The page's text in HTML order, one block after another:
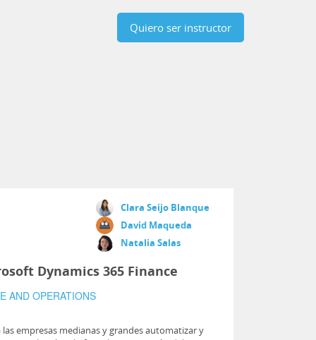
Quiero ser instructor
Clara Seijo Blanque
David Maqueda
Natalia Salas
Dynamics 365 Finance
AND OPERATIONS
empresas medianas y grandes automatizar y